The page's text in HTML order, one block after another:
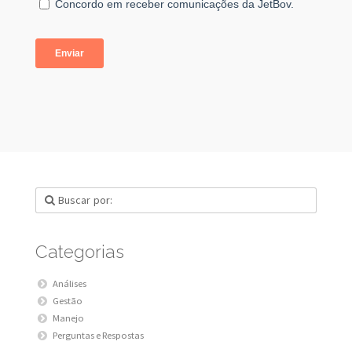
Categorias
Análises
Gestão
Manejo
Perguntas e Respostas